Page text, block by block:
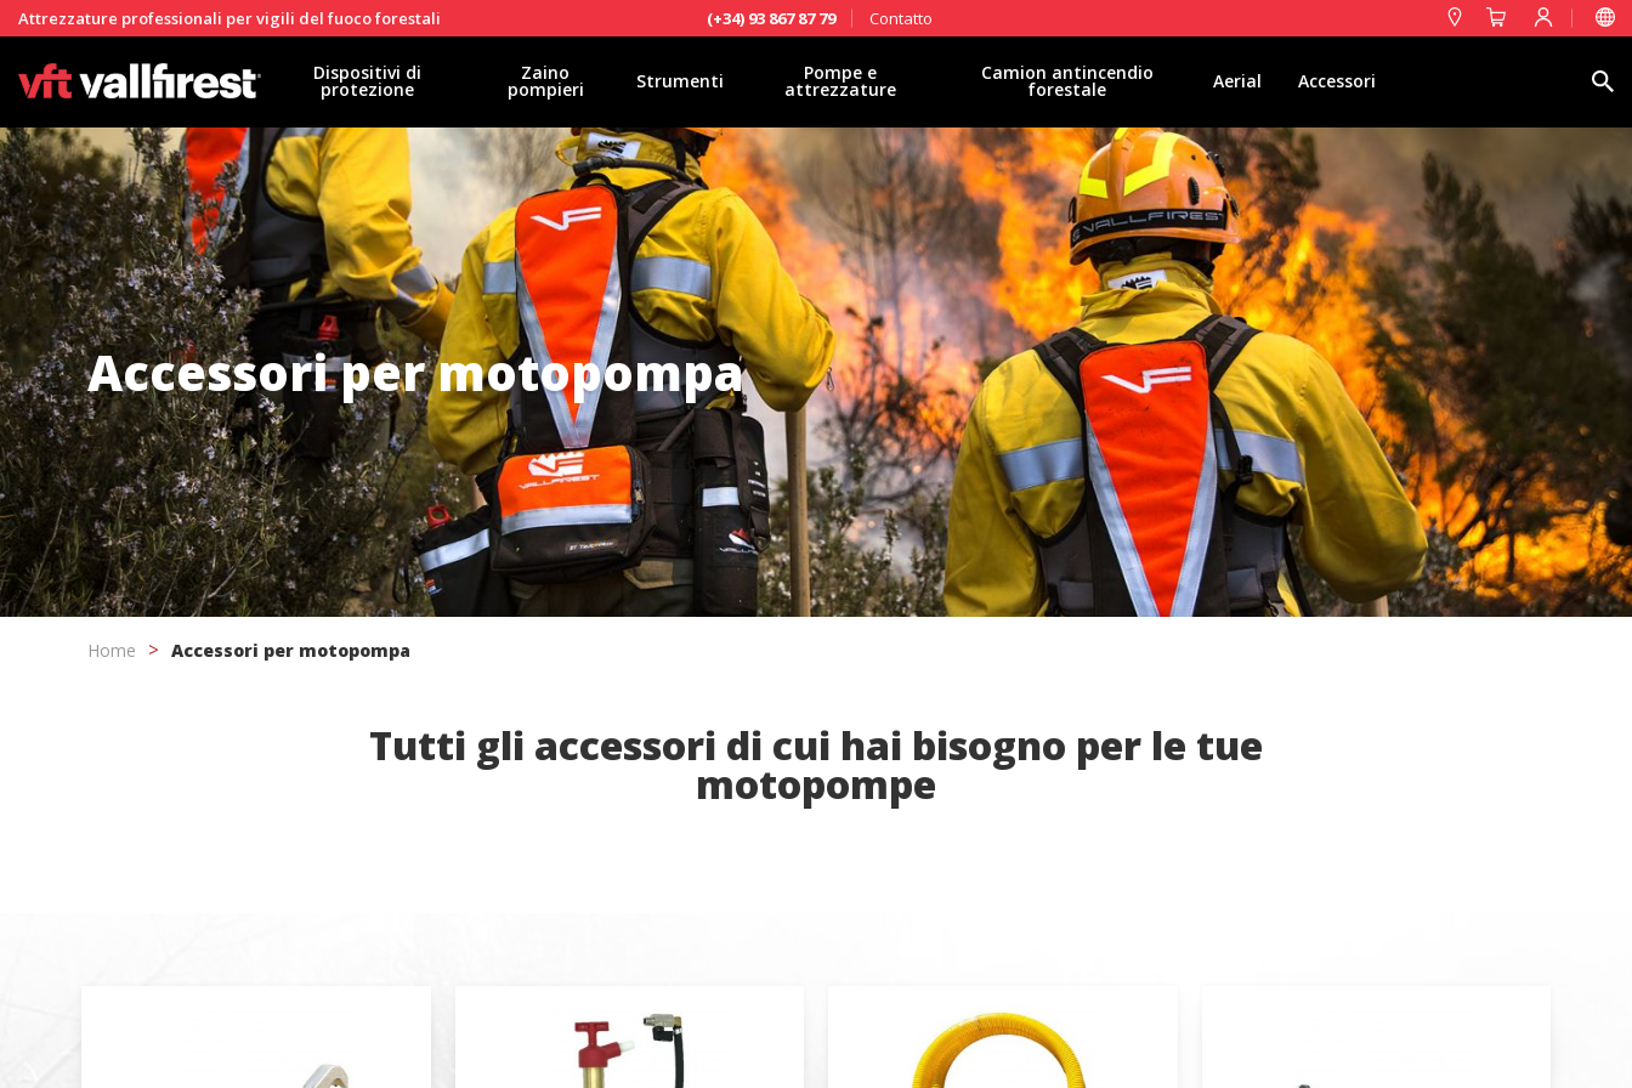
Attrezzature professionali per vigili del fuoco forestali (+34) 93 867 87 79 Contatto
Dispositivi di
protezione
Zaino
pompieri Strumenti Pompe e
attrezzature
Camion antincendio
forestale Aerial Accessori
Accessori per motopompa
Home Accessori per motopompa
Tutti gli accessori di cui hai bisogno per le tue
motopompe
Modifica i cookie
Analisi e personalizzazione
Consentono il monitoraggio e l'analisi del comportamento degli utenti di questo sito